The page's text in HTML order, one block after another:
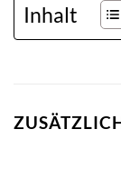
Inhalt